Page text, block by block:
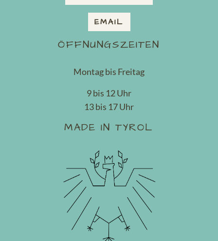
EMAIL
ÖFFNUNGSZEITEN
Montag bis Freitag
9 bis 12 Uhr
13 bis 17 Uhr
MADE IN TYROL